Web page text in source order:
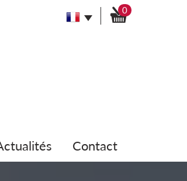
0
actualités contact